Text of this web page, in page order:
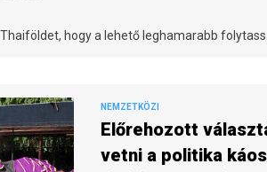
hogy a lehető leghamarabb
NEMZETKÖZI
Előrehozott
vetni a politika